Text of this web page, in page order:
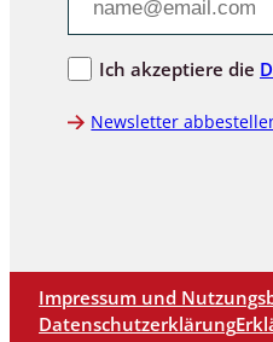
Ich akzeptiere die
Newsletter
Impressum und
Datenschutzerklärung